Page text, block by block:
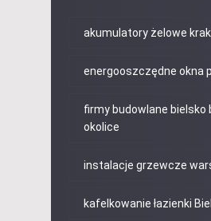
akumulatory żelowe
energooszczędne okna
firmy budowlane bielsko
okolice
instalacje grzewcze
kafelkowanie łazienki